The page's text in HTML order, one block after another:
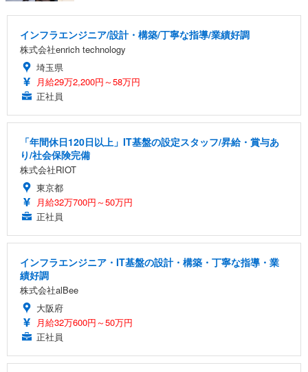
インフラエンジニア/設計・構築/丁寧な指導/業績好調
株式会社enrich technology
埼玉県
月給29万2,200円～58万円
正社員
「年間休日120日以上」IT基盤の設定スタッフ/昇給・賞与あ
り/社会保険完備
株式会社RIOT
東京都
月給32万700円～50万円
正社員
インフラエンジニア・IT基盤の設計・構築・丁寧な指導・業
績好調
株式会社alBee
大阪府
月給32万600円～50万円
正社員